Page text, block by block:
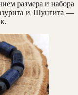
размера и набора
и Шунгита —